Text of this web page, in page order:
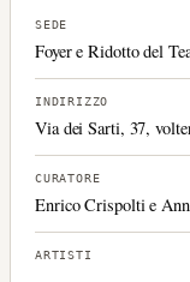
SEDE
Foyer e Ridotto del
INDIRIZZO
Via dei Sarti, 37,
CURATORE
Enrico Crispolti e
ARTISTI